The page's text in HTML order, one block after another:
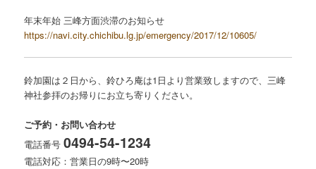
年末年始 三峰方面渋滞のお知らせ
https://navi.city.chichibu.lg.jp/emergency/2017/12/10605/
鈴加園は２日から、鈴ひろ庵は1日より営業致しますので、三峰
神社参拝のお帰りにお立ち寄りください。
ご予約・お問い合わせ
電話番号0494-54-1234
電話対応：営業日の9時〜20時